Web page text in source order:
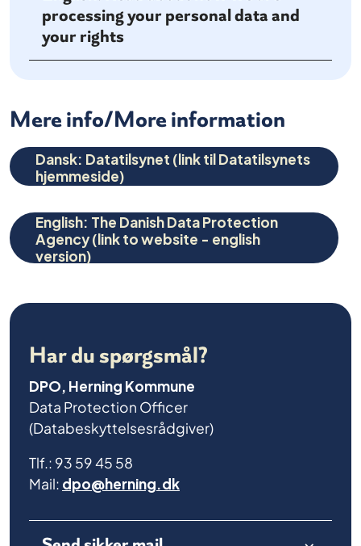
processing your personal data and
your rights
Mere info/More information
Dansk: Datatilsynet (link til Datatilsynets
hjemmeside)
English: The Danish Data Protection
Agency (link to website - english
version)
Har du spørgsmål?
DPO, Herning Kommune
Data Protection Officer
(Databeskyttelsesrådgiver)
Tlf.: 93 59 45 58
Mail:dpo@herning.dk